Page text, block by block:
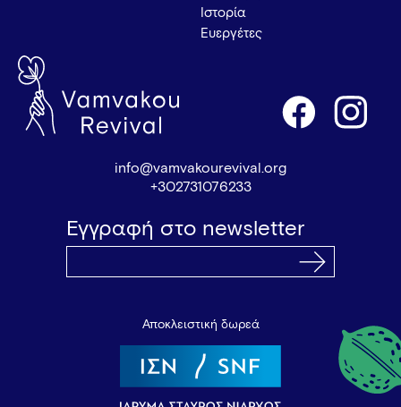
Ιστορία
Ευεργέτες
info@vamvakourevival.org
+302731076233
Εγγραφή στο newsletter
Αποκλειστική δωρεά